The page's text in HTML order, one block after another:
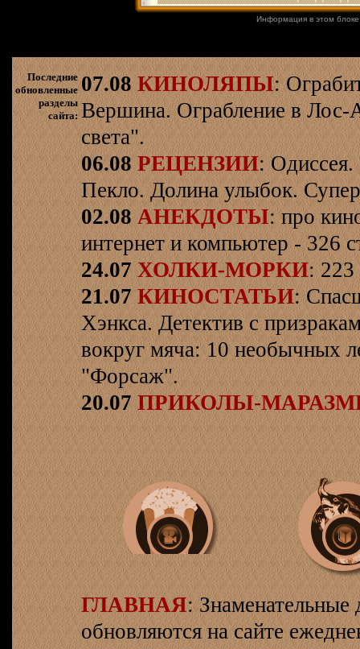
Информация в этом
Последние
обновленные
разделы
сайта:
07.08 КИНОЛЯПЫ:
Вершина. Ограбление в Лос-
света".
06.08 РЕЦЕНЗИИ:
Пекло. Долина улыбок.
02.08 АНЕКДОТЫ: про
интернет и компьютер - 326
24.07 ХОЛКИ-МОРКИ: 223
21.07 КИНОСТАТЬИ:
Хэнкса. Детектив с
вокруг мяча: 10 необычных
"Форсаж".
20.07 ПРИКОЛЫ-
ГЛАВНАЯ: Знаменательные
обновляются на сайте